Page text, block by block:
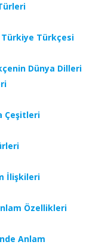
Türkçesi
Dünya Dilleri
Çeşitleri
İlişkileri
Özellikleri
Anlam